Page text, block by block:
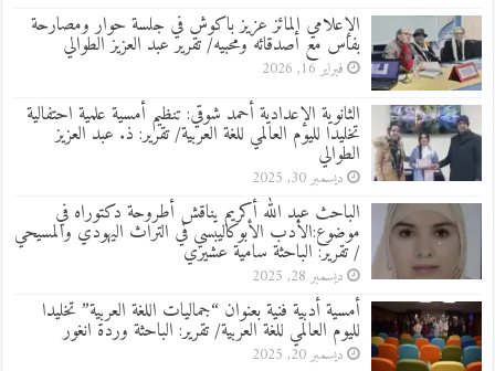
الإعلامي المائز عزيز باكوش في جلسة حوار ومصارحة
بفاس مع أصدقائه ومحبيه/ تقرير عبد العزيز الطوالي
فبراير 16, 2026
الثانوية الإعدادية أحمد شوقي: تنظيم أمسية علمية احتفالية
تخليدا لليوم العالمي للغة العربية/ تقرير: ذ. عبد العزيز
الطوالي
ديسمبر 30, 2025
الباحث عبد الله أكريم يناقش أطروحة دكتوراه في
موضوع:الأدب الأبوكاليبسي في التراث اليهودي والمسيحي
/ تقرير: الباحثة سامية عشيري
ديسمبر 28, 2025
أمسية أدبية فنية بعنوان “جماليات اللغة العربية” تخليدا
لليوم العالمي للغة العربية/ تقرير: الباحثة وردة انغور
ديسمبر 20, 2025